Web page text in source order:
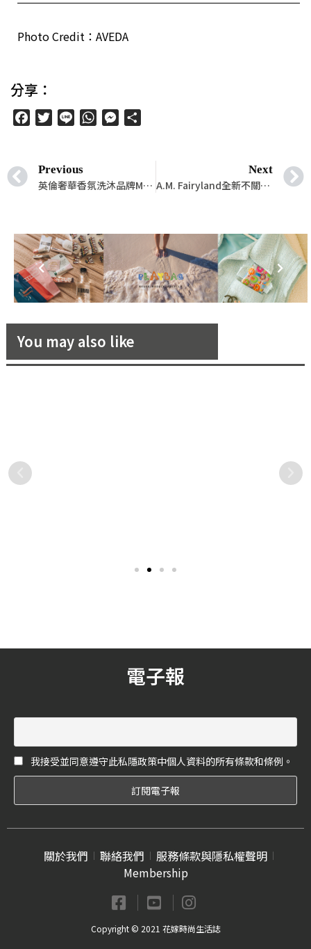
Photo Credit：AVEDA
分享：
FacebookTwitter
Line WhatsAppMessenger
Previous
英倫奢華香氛洗沐品牌MOLTON BROWN重磅登台！2023全台首間專賣店落腳微風信義盛大開幕，打造沙龍級精緻尊寵享受
Next
A.M. Fairyland全新不關燈系列底妝新品登場！光透校色妝前乳、澎潤提亮液雙雙出擊，鞏固精緻立體底妝的第一步與最後一步，將「光」牢牢收集在臉上耀眼迷人！
You may also like
4 個保養手部的小步驟，讓你
嫁》就為大家整理了 4 個保
【婚禮籌備懶人包】婚禮租車
賃禮車是最佳途徑。哪款禮
電子報
我接受並同意遵守此私隱政策中個人資料的所有條款和條例。
關於我們 聯絡我們
服務條款與隱私權聲明
Membership
Copyright © 2021 花嫁時尚生活誌